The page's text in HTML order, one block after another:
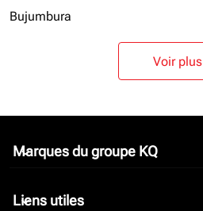
Bujumbura
Voir plus
Marques du groupe KQ
keyboard_arrow_down
Liens utiles
keyboard_arrow_down